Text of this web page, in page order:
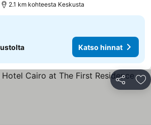
2.1 km kohteesta Keskusta
Katso hinnat
Jaa